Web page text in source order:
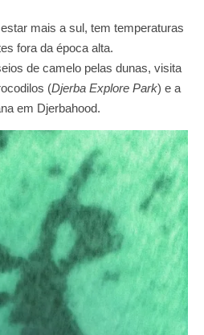
mais a sul, tem temperaturas
fora da época alta.
de camelo pelas dunas, visita
(Djerba Explore Park) e a
em Djerbahood.